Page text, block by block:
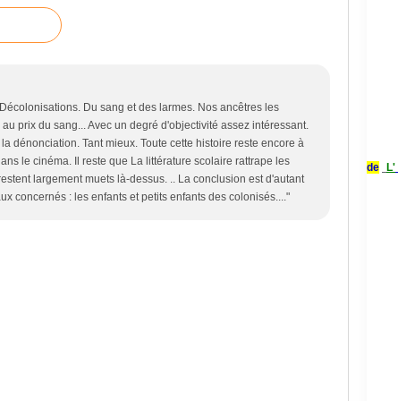
Du sang et des larmes. Nos ancêtres les
prix du sang... Avec un degré d'objectivité assez intéressant.
dénonciation. Tant mieux. Toute cette histoire reste encore à
le cinéma. Il reste que La littérature scolaire rattrape les
largement muets là-dessus. .. La conclusion est d'autant
concernés : les enfants et petits enfants des colonisés...."
de L'